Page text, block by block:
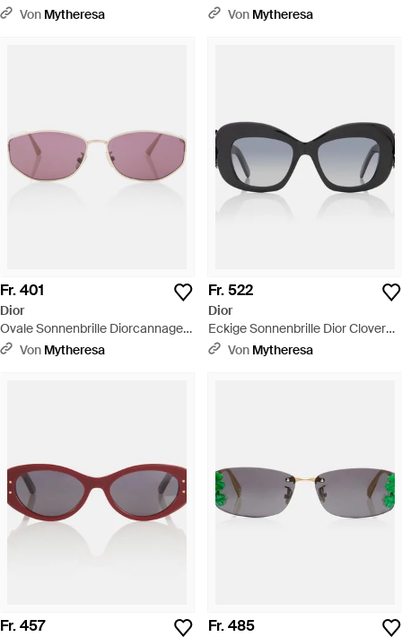
B1I - Braun
Von Mytheresa
B1U - Braun
Von Mytheresa
Fr. 401
Dior
Ovale Sonnenbrille Diorcannage
B1U - Pink
Von Mytheresa
Fr. 522
Dior
Eckige Sonnenbrille Dior Clover
S3I - Braun
Von Mytheresa
Fr. 457 Fr. 485